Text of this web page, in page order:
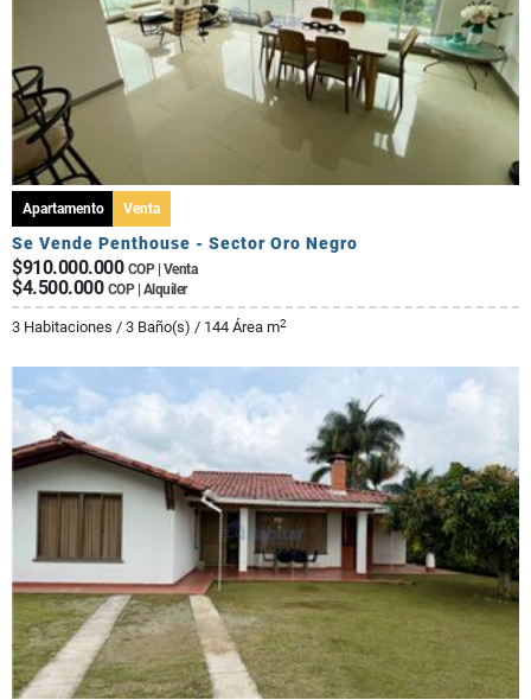
Apartamento Venta
Se Vende Penthouse - Sector Oro Negro
$910.000.000 COP | Venta
$4.500.000 COP | Alquiler
3 Habitaciones / 3 Baño(s) / 144 Área m2